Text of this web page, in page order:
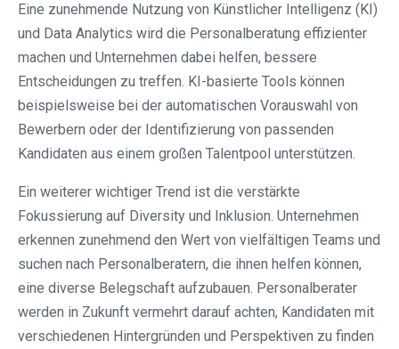
Eine zunehmende Nutzung von Künstlicher Intelligenz (KI)
und Data Analytics wird die Personalberatung effizienter
machen und Unternehmen dabei helfen, bessere
Entscheidungen zu treffen. KI-basierte Tools können
beispielsweise bei der automatischen Vorauswahl von
Bewerbern oder der Identifizierung von passenden
Kandidaten aus einem großen Talentpool unterstützen.
Ein weiterer wichtiger Trend ist die verstärkte
Fokussierung auf Diversity und Inklusion. Unternehmen
erkennen zunehmend den Wert von vielfältigen Teams und
suchen nach Personalberatern, die ihnen helfen können,
eine diverse Belegschaft aufzubauen. Personalberater
werden in Zukunft vermehrt darauf achten, Kandidaten mit
verschiedenen Hintergründen und Perspektiven zu finden